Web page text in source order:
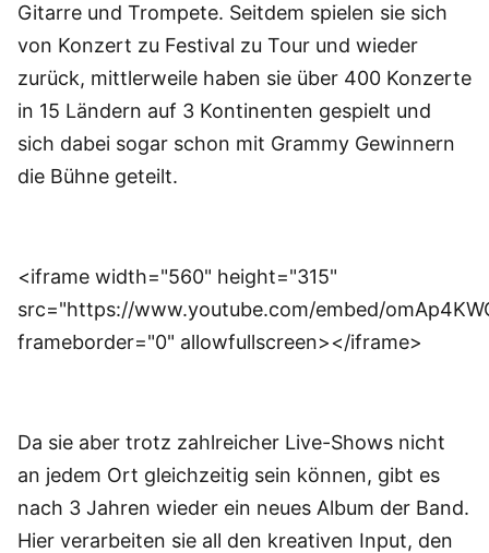
Gitarre und Trompete. Seitdem spielen sie sich
von Konzert zu Festival zu Tour und wieder
zurück, mittlerweile haben sie über 400 Konzerte
in 15 Ländern auf 3 Kontinenten gespielt und
sich dabei sogar schon mit Grammy Gewinnern
die Bühne geteilt.
<iframe width="560" height="315"
src="https://www.youtube.com/embed/
frameborder="0" allowfullscreen></iframe>
Da sie aber trotz zahlreicher Live-Shows nicht
an jedem Ort gleichzeitig sein können, gibt es
nach 3 Jahren wieder ein neues Album der Band.
Hier verarbeiten sie all den kreativen Input, den